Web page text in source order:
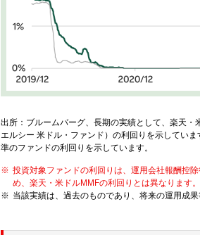
出所：ブルームバーグ、長期の実績として、楽天
エルシー 米ドル・ファンド）の利回りを示してい
準のファンドの利回りを示しています。
投資対象ファンドの利回りは、運用会社報酬控
め、楽天・米ドルMMFの利回りとは異なります。
当該実績は、過去のものであり、将来の運用成